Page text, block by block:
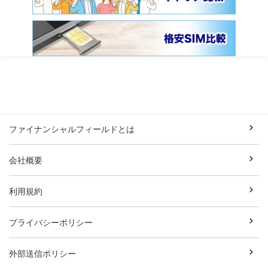
ファイナンシャルフィールドとは
会社概要
利用規約
プライバシーポリシー
外部送信ポリシー